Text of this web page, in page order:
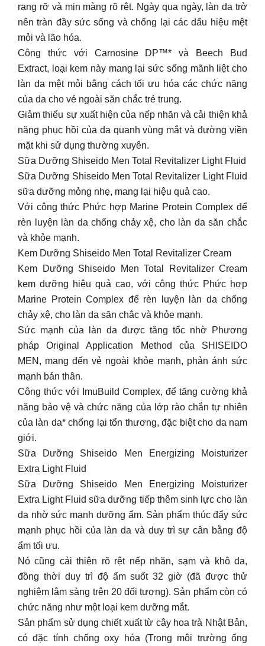
rạng rỡ và mịn màng rõ rệt. Ngày qua ngày, làn da trở
nên tràn đầy sức sống và chống lại các dấu hiệu mệt
mỏi và lão hóa.
Công thức với Carnosine DP™* và Beech Bud
Extract, loại kem này mang lại sức sống mãnh liệt cho
làn da mệt mỏi bằng cách tối ưu hóa các chức năng
của da cho vẻ ngoài săn chắc trẻ trung.
Giảm thiểu sự xuất hiện của nếp nhăn và cải thiện khả
năng phục hồi của da quanh vùng mắt và đường viền
mặt khi sử dụng thường xuyên.
Sữa Dưỡng Shiseido Men Total Revitalizer Light Fluid
Sữa Dưỡng Shiseido Men Total Revitalizer Light Fluid
sữa dưỡng mỏng nhẹ, mang lại hiệu quả cao.
Với công thức Phức hợp Marine Protein Complex để
rèn luyện làn da chống chảy xệ, cho làn da săn chắc
và khỏe mạnh.
Kem Dưỡng Shiseido Men Total Revitalizer Cream
Kem Dưỡng Shiseido Men Total Revitalizer Cream
kem dưỡng hiệu quả cao, với công thức Phức hợp
Marine Protein Complex để rèn luyện làn da chống
chảy xệ, cho làn da săn chắc và khỏe mạnh.
Sức mạnh của làn da được tăng tốc nhờ Phương
pháp Original Application Method của SHISEIDO
MEN, mang đến vẻ ngoài khỏe mạnh, phản ánh sức
mạnh bản thân.
Công thức với ImuBuild Complex, để tăng cường khả
năng bảo vệ và chức năng của lớp rào chắn tự nhiên
của làn da* chống lại tổn thương, đặc biệt cho da nam
giới.
Sữa Dưỡng Shiseido Men Energizing Moisturizer
Extra Light Fluid
Sữa Dưỡng Shiseido Men Energizing Moisturizer
Extra Light Fluid sữa dưỡng tiếp thêm sinh lực cho làn
da nhờ sức mạnh dưỡng ẩm. Sản phẩm thúc đẩy sức
mạnh phục hồi của làn da và duy trì sự cân bằng độ
ẩm tối ưu.
Nó cũng cải thiện rõ rệt nếp nhăn, sạm và khô da,
đồng thời duy trì độ ẩm suốt 32 giờ (đã được thử
nghiệm lâm sàng trên 20 đối tượng). Sản phẩm còn có
chức năng như một loại kem dưỡng mắt.
Sản phẩm sử dụng chiết xuất từ cây hoa trà Nhật Bản,
có đặc tính chống oxy hóa (Trong môi trường ống